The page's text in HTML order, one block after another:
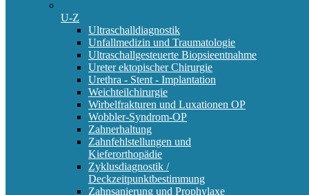
U-Z
Ultraschalldiagnostik
Unfallmedizin und Traumatologie
Ultraschallgesteuerte Biopsieentnahme
Ureter ektopischer Chirurgie
Urethra - Stent - Implantation
Weichteilchirurgie
Wirbelfrakturen und Luxationen OP
Wobbler-Syndrom-OP
Zahnerhaltung
Zahnfehlstellungen und
Kieferorthopädie
Zyklusdiagnostik /
Deckzeitpunktbestimmung
Zahnsanierung und Prophylaxe